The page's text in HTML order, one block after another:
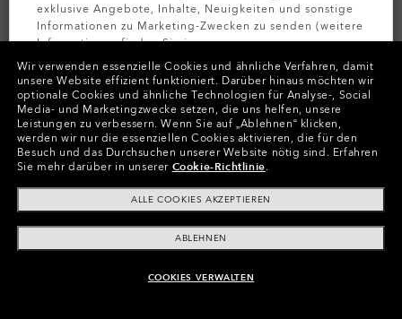
Bark New Short Sleeve
6 Farben
€30.00
O-Bold Ellipse
€30.00
Wir verwenden essenzielle Cookies und ähnliche Verfahren, damit
unsere Website effizient funktioniert. Darüber hinaus möchten wir
optionale Cookies und ähnliche Technologien für Analyse-, Social
Media- und Marketingzwecke setzen, die uns helfen, unsere
Leistungen zu verbessern. Wenn Sie auf „Ablehnen“ klicken,
werden wir nur die essenziellen Cookies aktivieren, die für den
Besuch und das Durchsuchen unserer Website nötig sind. Erfahren
Sie mehr darüber in unserer Cookie-Richtlinie.
ALLE COOKIES AKZEPTIEREN
ABLEHNEN
COOKIES VERWALTEN
exklusive Angebote, Inhalte, Neuigkeiten und sonstige
Informationen zu Marketing-Zwecken zu senden (weitere
Informationen finden Sie in unserer
Datenschutzbestimmungen ).
MELDEN SIE